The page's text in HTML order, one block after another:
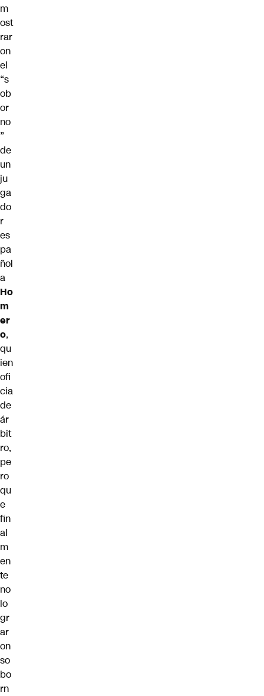
m
ost
rar
on
el
“s
ob
or
no
”
de
un
ju
ga
do
r
es
pa
ñol
a
Ho
m
er
o,
qu
ien
ofi
cia
de
ár
bit
ro,
pe
ro
qu
e
fin
al
m
en
te
no
lo
gr
ar
on
so
bo
rn